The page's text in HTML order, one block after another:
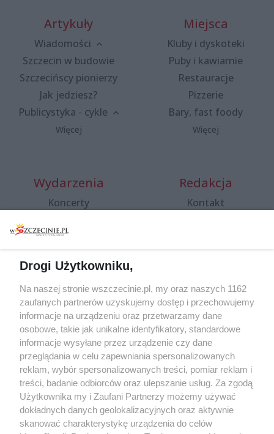
Artykuły
Wiadomości
Szczecin w budowie
Szczecińscy pionierzy
Jak jedziesz?
Publicystyka - cykle
Więcej
Miejsca
Kluby i dyskoteki
Puby i kawiarnie
Restauracje
Pizzerie
Bary, fast foody
Więcej
Wydarzenia
Koncerty
Spacery i oprowadzania
targi
Wernisaże
Więcej
Redakcja
Kontakt
Specjalny koncert z okazji
20. urodzin portalu
wSzczecinie.pl
Regulamin konkursów
śniadaniówka "Hej
Szczecin! Jest piątek!"
Partnerzy
Drogi Użytkowniku,
Na naszej stronie wszczecinie.pl, my oraz naszych 1162
zaufanych partnerów uzyskujemy dostęp i przechowujemy
informacje na urządzeniu oraz przetwarzamy dane
osobowe, takie jak unikalne identyfikatory, standardowe
informacje wysyłane przez urządzenie czy dane
przeglądania w celu zapewniania spersonalizowanych
reklam, wybór spersonalizowanych treści, pomiar reklam i
treści, badanie odbiorców oraz ulepszanie usług. Za zgodą
Użytkownika my i Zaufani Partnerzy możemy używać
dokładnych danych geolokalizacyjnych oraz aktywnie
skanować charakterystykę urządzenia do celów